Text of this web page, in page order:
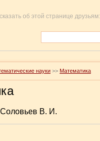
об этой странице друзьям:
науки >> Математика
В. И.